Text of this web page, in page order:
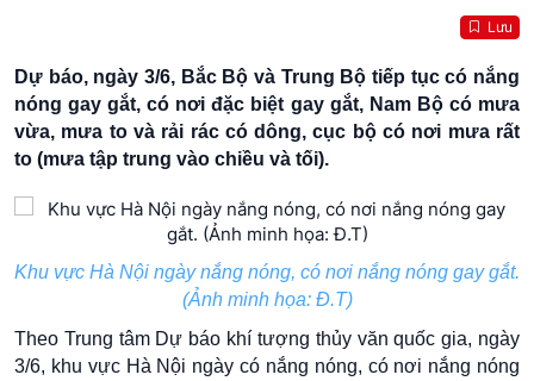
Lưu
Dự báo, ngày 3/6, Bắc Bộ và Trung Bộ tiếp tục có nắng
nóng gay gắt, có nơi đặc biệt gay gắt, Nam Bộ có mưa
vừa, mưa to và rải rác có dông, cục bộ có nơi mưa rất
to (mưa tập trung vào chiều và tối).
Khu vực Hà Nội ngày nắng nóng, có nơi nắng nóng gay gắt.
(Ảnh minh họa: Đ.T)
Theo Trung tâm Dự báo khí tượng thủy văn quốc gia, ngày
3/6, khu vực Hà Nội ngày có nắng nóng, có nơi nắng nóng